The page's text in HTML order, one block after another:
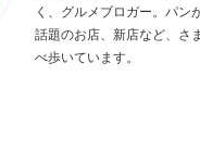
く、グルメブロガー。パン
話題のお店、新店など、さ
べ歩いています。